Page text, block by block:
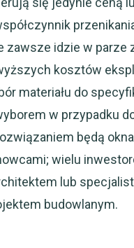
zawsze idzie w parze
kosztów
materiału do
w przypadku
będą
wielu
lub
budowlanym.